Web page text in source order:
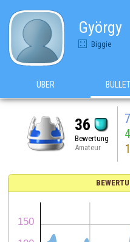
György
Biggie
ÜBER
36
Bewertung
Amateur